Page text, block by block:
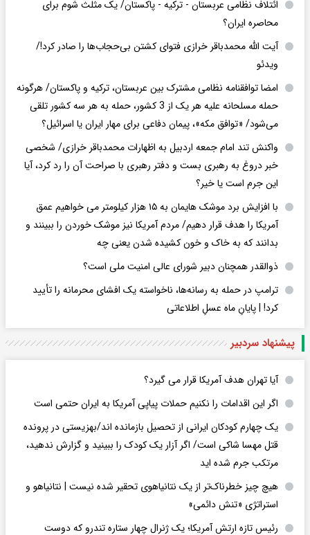
ائتلاف نظامی عربستان - ترکیه - پاکستان/ یک مثلث شوم برای
محاصره ایران؟
آیت الله محمدباقر خرازی فتوای کشتن بی‌حجاب‌ها را صادر کرد!/
ویدئو
امضا توافقنامه نظامی مشترک بین عربستان، ترکیه و پاکستان/ هرگونه
حمله مسلحانه علیه هر یک از 3 کشور، حمله به هر سه کشور تلقی
می‌شود/ «توافق مکه»، پیمان دفاعی برای مهار ایران یا اسرائیل؟
واکنش تند امام جمعه اردبیل به اظهارات محمدباقر خرازی/ شخصی
خبر دروغ به رهبری بست و دفتر رهبری با صراحت آن را رد کرد، آیا
این جرم است یا خیر؟
با افزایش برد موشک هایمان به ۱۵ هزار کیلومتر می خواهیم عمق
آمریکا را هدف قرار دهیم/ مردم آمریکا نیز موشک خوردن را ببینند و
بدانند که به خاک و خون کشیده شدن یعنی چه
ذوالقدر همچنان دبیر شورای ‌عالی امنیت ملی است؟
ترامپ در حمله‌ به رسانه‌ها، ناخواسته یک افشای محرمانه را تأیید
کرد! |‌ پایانِ ماه عسلِ اطلاعاتی
پیشنهاد سردبیر
آیا تهران هدف آمریکا قرار می گیرد؟
اگر این اقدامات را نکنیم حملات پیاپی آمریکا به ایران حتمی است
یک چهارم کودکان ایرانی از تحصیل بازمانده اند/بهزیستی در پرونده
قتل مهسا شاکی است/ اگر آزار یک کودک را ببینید و گزارش ندهید،
مرتکب جرم شده اید
هیچ چیز خطرناک‌تر از یک نتانیاهوی تحقیر شده نیست | نتانیاهو و
استراتژی «تنش دائمی»
رئیس تازه ارتش آمریکا؛ یک ژنرال چهار ستاره تندرو که دوست